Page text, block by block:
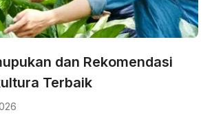
dan Rekomendasi
Terbaik